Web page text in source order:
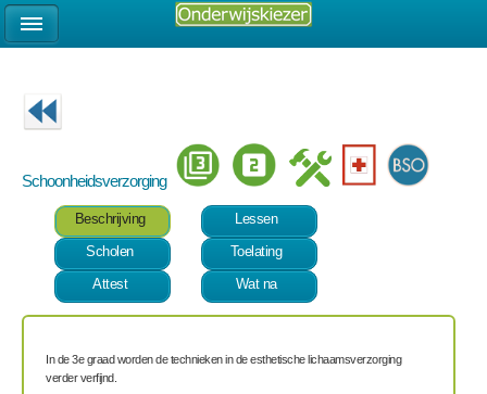
Schoonheidsverzorging
Beschrijving
Lessen
Scholen
Toelating
Attest
Wat na
In de 3egraad worden de technieken in de esthetische lichaamsverzorging
verder verfijnd.